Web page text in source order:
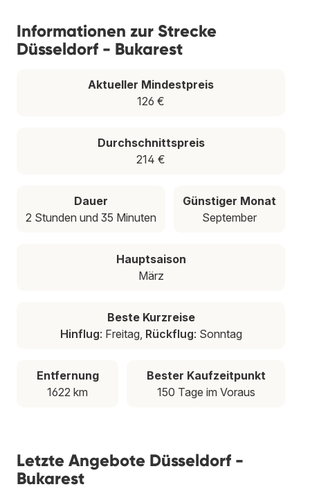
Informationen zur Strecke
Düsseldorf - Bukarest
Aktueller Mindestpreis
126 €
Durchschnittspreis
214 €
Dauer
2 Stunden und 35 Minuten
Günstiger Monat
September
Hauptsaison
März
Beste Kurzreise
Hinflug: Freitag, Rückflug: Sonntag
Entfernung
1622 km
Bester Kaufzeitpunkt
150 Tage im Voraus
Letzte Angebote Düsseldorf -
Bukarest